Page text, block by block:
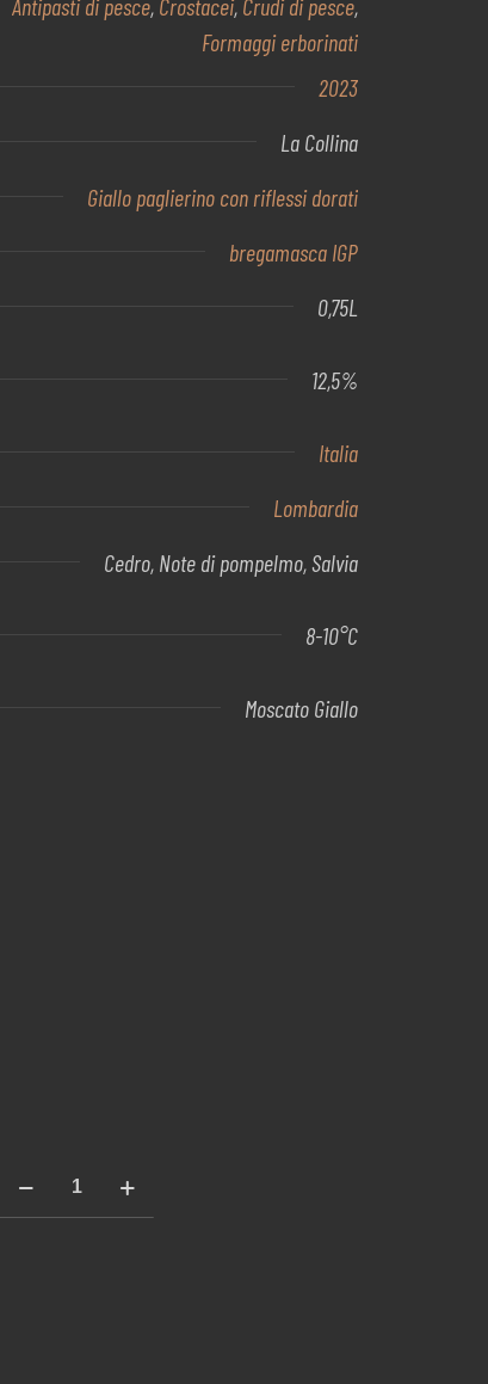
Formaggi erborinati
2023
La Collina
Giallo paglierino con riflessi dorati
bregamasca IGP
0,75L
12,5%
Italia
Lombardia
Cedro, Note di pompelmo, Salvia
8-10°C
Moscato Giallo